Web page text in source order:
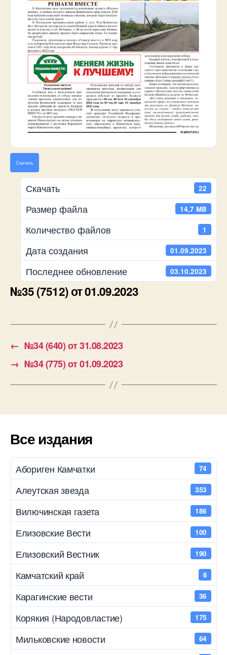
Скачать
Скачать 22
Размер файла 14,7 MB
Количество файлов 1
Дата создания 01.09.2023
Последнее обновление 03.10.2023
№35 (7512) от 01.09.2023
← №34 (640) от 31.08.2023
→ №34 (775) от 01.09.2023
Все издания
Абориген Камчатки 74
Алеутская звезда 353
Вилючинская газета 186
Елизовские Вести 100
Елизовский Вестник 190
Камчатский край 6
Карагинские вести 36
Корякия (Народовластие) 175
Мильковские новости 64